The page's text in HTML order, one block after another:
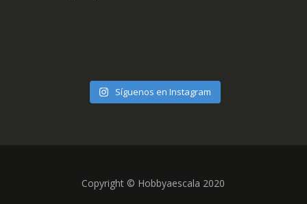
Síguenos en Instagram
Copyright © Hobbyaescala 2020